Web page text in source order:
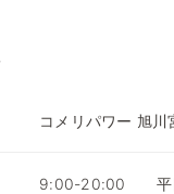
コメリパワー 旭川
9:00-20:00 平日